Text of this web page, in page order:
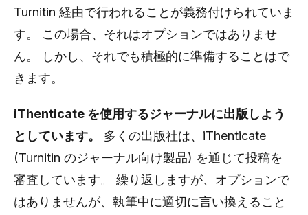
Turnitin 経由で行われることが義務付けられていま
す。 この場合、それはオプションではありませ
ん。 しかし、それでも積極的に準備することはで
きます。
iThenticate を使用するジャーナルに出版しよう
としています。
多くの出版社は、iThenticate
(Turnitin のジャーナル向け製品) を通じて投稿を
審査しています。 繰り返しますが、オプションで
はありませんが、執筆中に適切に言い換えること